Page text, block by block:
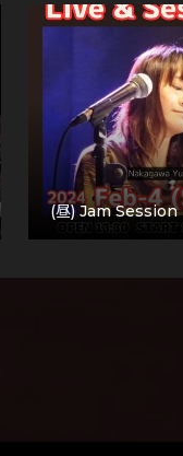
(昼) Jam Session